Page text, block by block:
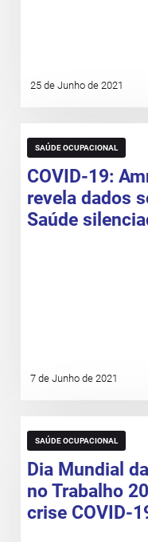
25 de Junho de 2021
SAÚDE OCUPACIONAL
COVID-19:
revela dados
Saúde
7 de Junho de 2021
SAÚDE OCUPACIONAL
Dia Mundial
no Trabalho
crise COVID-